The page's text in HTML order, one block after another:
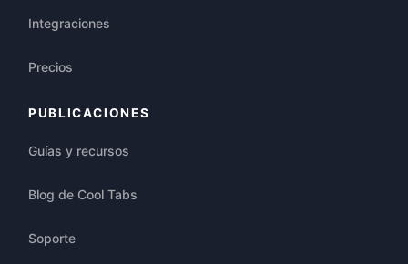
Integraciones
Precios
PUBLICACIONES
Guías y recursos
Blog de Cool Tabs
Soporte